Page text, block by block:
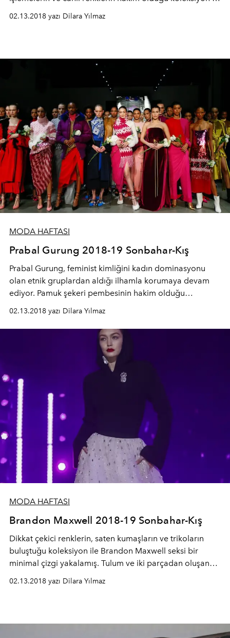
moda severlerden tam not aldı.
02.13.2018 yazı Dilara Yılmaz
MODA HAFTASI
Prabal Gurung 2018-19 Sonbahar-Kış
Prabal Gurung, feminist kimliğini kadın dominasyonu
olan etnik gruplardan aldığı ilhamla korumaya devam
ediyor. Pamuk şekeri pembesinin hakim olduğu
koleksiyon ile tatlı bir ironide yapıyor.
02.13.2018 yazı Dilara Yılmaz
MODA HAFTASI
Brandon Maxwell 2018-19 Sonbahar-Kış
Dikkat çekici renklerin, saten kumaşların ve trikoların
buluştuğu koleksiyon ile Brandon Maxwell seksi bir
minimal çizgi yakalamış. Tulum ve iki parçadan oluşan
takımlar ile Maxwell kadını gündüzden geceye her daim
şıklığını koruyacak.
02.13.2018 yazı Dilara Yılmaz